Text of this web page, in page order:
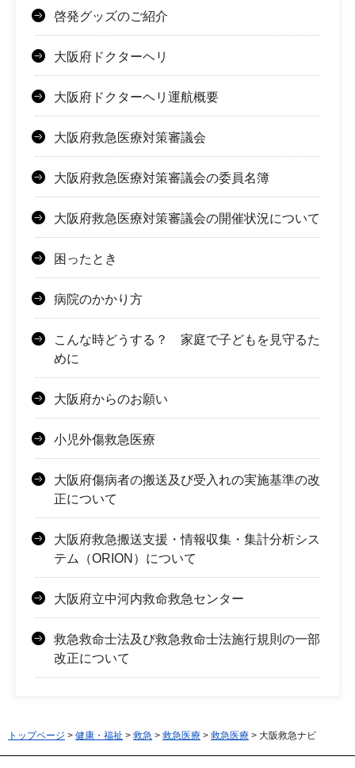
啓発グッズのご紹介
大阪府ドクターヘリ
大阪府ドクターヘリ運航概要
大阪府救急医療対策審議会
大阪府救急医療対策審議会の委員名簿
大阪府救急医療対策審議会の開催状況について
困ったとき
病院のかかり方
こんな時どうする？ 家庭で子どもを見守るた
めに
大阪府からのお願い
小児外傷救急医療
大阪府傷病者の搬送及び受入れの実施基準の改
正について
大阪府救急搬送支援・情報収集・集計分析シス
テム（ORION）について
大阪府立中河内救命救急センター
救急救命士法及び救急救命士法施行規則の一部
改正について
トップページ > 健康・福祉 > 救急 > 救急医療 > 救急医療 > 大阪救急ナビ